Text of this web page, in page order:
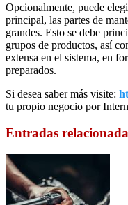
Opcionalmente, puede
principal, las partes de
grandes. Esto se debe
grupos de productos, así
extensa en el sistema, en
preparados.
Si desea saber más visite:
tu propio negocio por
Entradas